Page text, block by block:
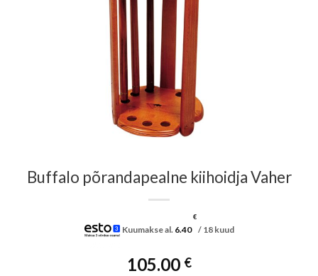
Buffalo põrandapealne kiihoidja Vaher
Kuumakse al. 6.40
€
/ 18 kuud
105.00 €